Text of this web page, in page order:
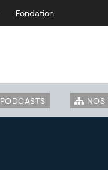
Fondation
PODCASTS NOS